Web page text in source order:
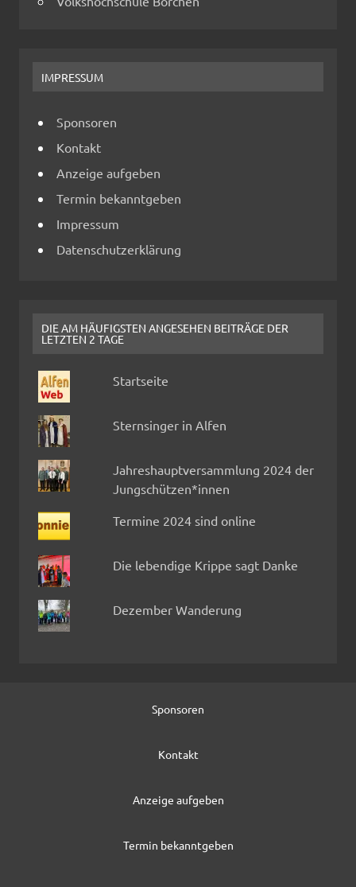
IMPRESSUM
Sponsoren
Kontakt
Anzeige aufgeben
Termin bekanntgeben
Impressum
Datenschutzerklärung
DIE AM HÄUFIGSTEN ANGESEHEN BEITRÄGE DER
LETZTEN 2 TAGE
Startseite
Sternsinger in Alfen
Jahreshauptversammlung 2024 der
Jungschützen*innen
Termine 2024 sind online
Die lebendige Krippe sagt Danke
Dezember Wanderung
Sponsoren
Kontakt
Anzeige aufgeben
Termin bekanntgeben